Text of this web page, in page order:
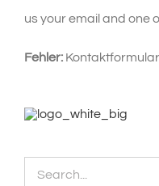
us your email and one
Fehler:
Search